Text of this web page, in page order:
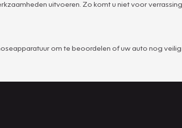
uitvoeren. Zo komt u niet voor
om te beoordelen of uw auto nog veilig